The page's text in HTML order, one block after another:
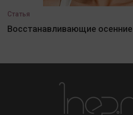
Статья
Восстанавливающие